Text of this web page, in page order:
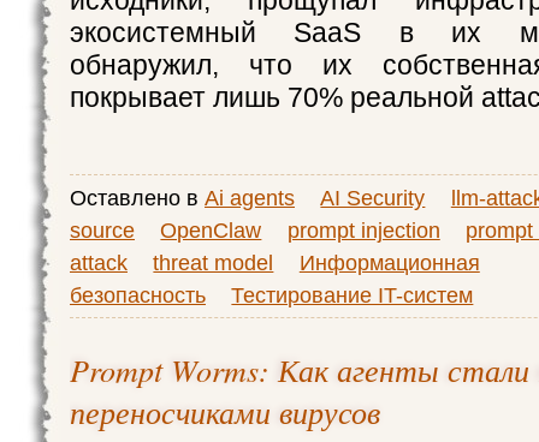
экосистемный SaaS в их
обнаружил, что их
покрывает лишь 70% реальной
Оставлено в Ai agents AI Security
llm-
source
OpenClaw prompt injection
attack
threat model
Информационная
безопасность
Тестирование IT-систем
Prompt Worms: Как агенты
переносчиками вирусов